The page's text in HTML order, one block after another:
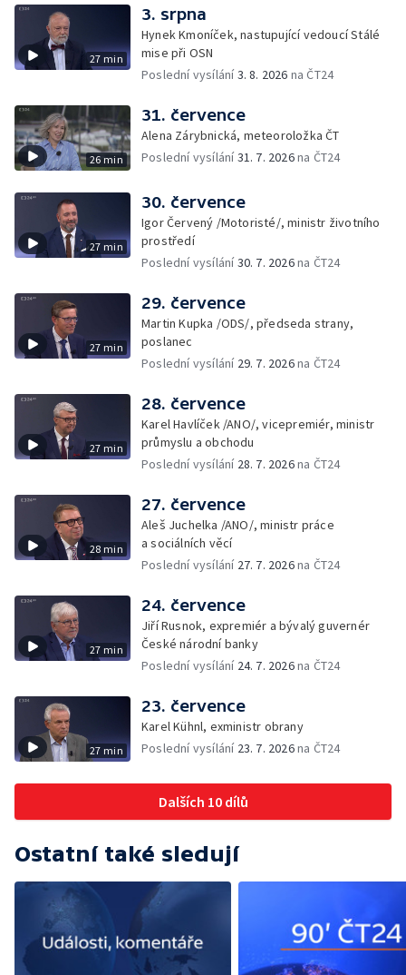
27 min
3. srpna
Hynek Kmoníček, nastupující vedoucí Stálé
mise při OSN
Poslední vysílání3. 8. 2026 na ČT24
26 min
31. července
Alena Zárybnická, meteoroložka ČT
Poslední vysílání31. 7. 2026na ČT24
27 min
30. července
Igor Červený /Motoristé/, ministr životního
prostředí
Poslední vysílání30. 7. 2026na ČT24
27 min
29. července
Martin Kupka /ODS/, předseda strany,
poslanec
Poslední vysílání 29. 7. 2026na ČT24
27 min
28. července
Karel Havlíček /ANO/, vicepremiér, ministr
průmyslu a obchodu
Poslední vysílání 28. 7. 2026na ČT24
28 min
27. července
Aleš Juchelka /ANO/, ministr práce
a sociálních věcí
Poslední vysílání 27. 7. 2026na ČT24
27 min
24. července
Jiří Rusnok, expremiér a bývalý guvernér
České národní banky
Poslední vysílání 24. 7. 2026na ČT24
27 min
23. července
Karel Kühnl, exministr obrany
Poslední vysílání 23. 7. 2026na ČT24
Dalších 10 dílů
Ostatní také sledují